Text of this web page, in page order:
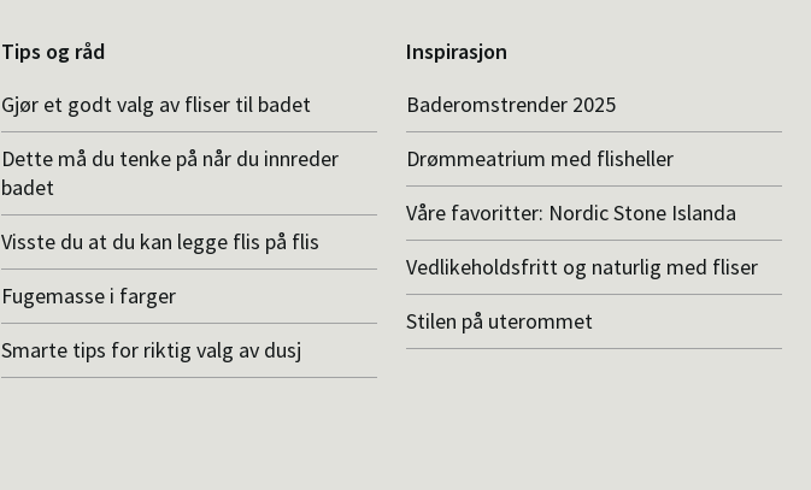
Tips og råd
Gjør et godt valg av fliser til badet
Dette må du tenke på når du innreder
badet
Visste du at du kan legge flis på flis
Fugemasse i farger
Smarte tips for riktig valg av dusj
Inspirasjon
Baderomstrender 2025
Drømmeatrium med flisheller
Våre favoritter: Nordic Stone Islanda
Vedlikeholdsfritt og naturlig med fliser
Stilen på uterommet